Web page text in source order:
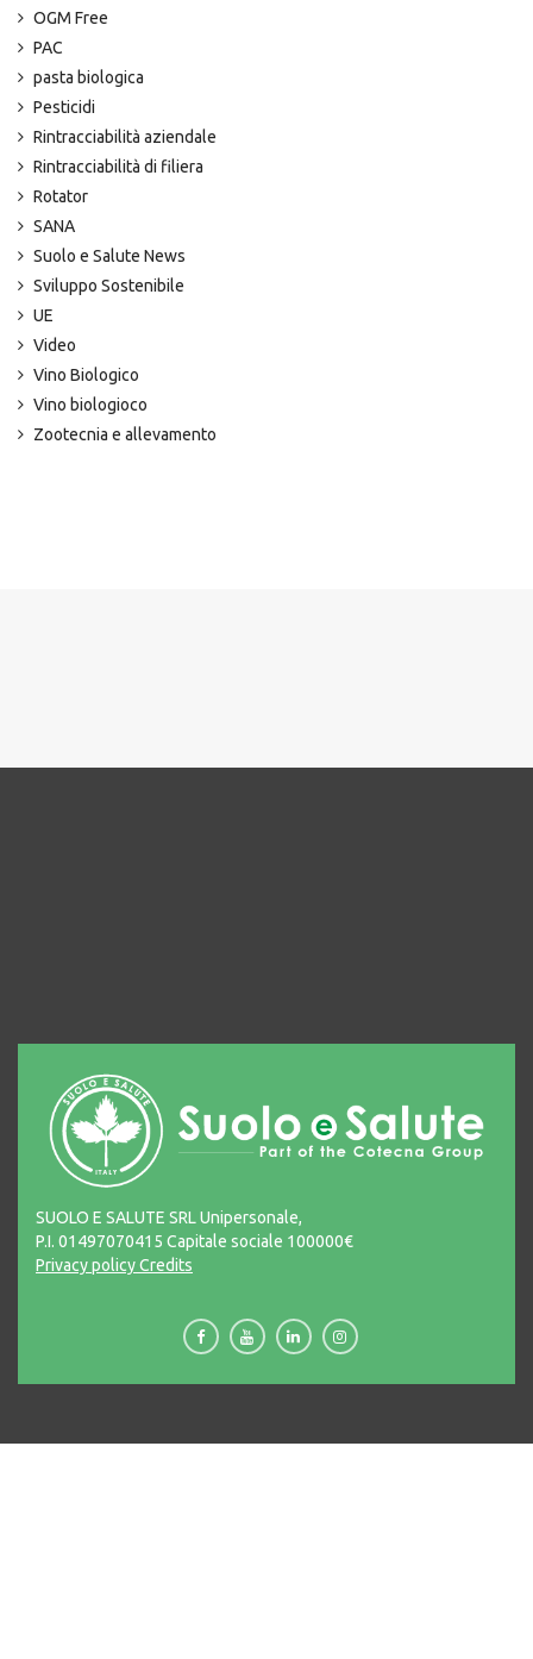
OGM Free
PAC
pasta biologica
Pesticidi
Rintracciabilità aziendale
Rintracciabilità di filiera
Rotator
SANA
Suolo e Salute News
Sviluppo Sostenibile
UE
Video
Vino Biologico
Vino biologioco
Zootecnia e allevamento
SUOLO E SALUTE SRL Unipersonale,
P.I. 01497070415 Capitale sociale 100000€
Privacy policyCredits